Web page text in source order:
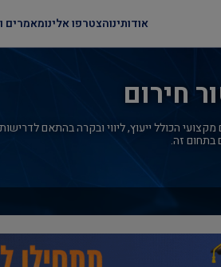
אודותינוהצטרפו אלינומאמרים
חירום
הכולל ייעוץ, ליווי ובקרה בהתאם
בתחום זה.